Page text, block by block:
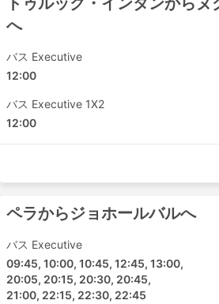
へ
バス Executive
12:00
バス Executive 1X2
12:00
ペラからジョホールバルへ
バス Executive
09:45, 10:00, 10:45, 12:45, 13:00,
20:05, 20:15, 20:30, 20:45,
21:00, 22:15, 22:30, 22:45